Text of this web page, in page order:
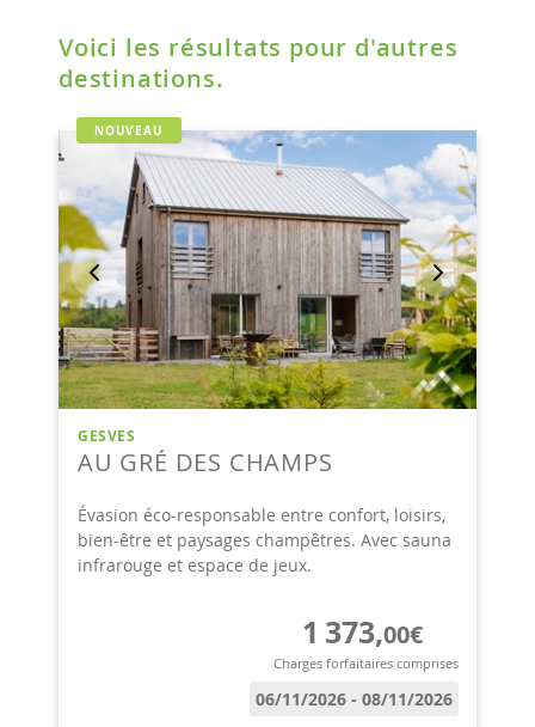
Voici les résultats pour d'autres
destinations.